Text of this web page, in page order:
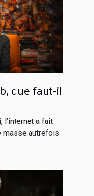
que faut-il
l’internet a fait
masse autrefois